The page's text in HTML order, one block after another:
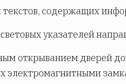
текстов, содержащих
указателей
открыванием дверей
электромагнитными